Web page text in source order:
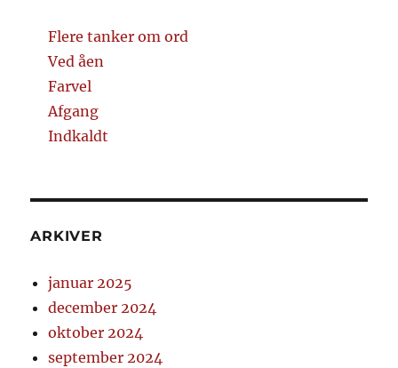
Flere tanker om ord
Ved åen
Farvel
Afgang
Indkaldt
ARKIVER
januar 2025
december 2024
oktober 2024
september 2024